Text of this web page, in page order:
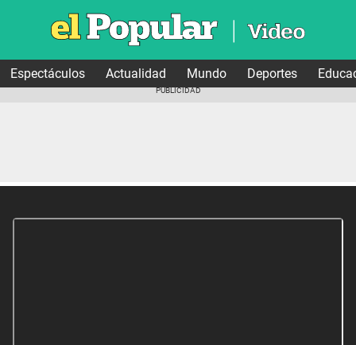
Espectáculos Actualidad Mundo Deportes